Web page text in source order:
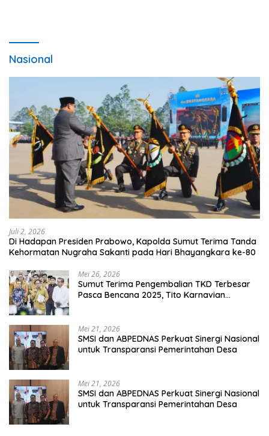
Nasional
Juli 2, 2026
Di Hadapan Presiden Prabowo, Kapolda Sumut Terima Tanda
Kehormatan Nugraha Sakanti pada Hari Bhayangkara ke-80
Mei 26, 2026
Sumut Terima Pengembalian TKD Terbesar
Pasca Bencana 2025, Tito Karnavian
Mei 21, 2026
SMSI dan ABPEDNAS Perkuat Sinergi Nasional
untuk Transparansi Pemerintahan Desa
Mei 21, 2026
SMSI dan ABPEDNAS Perkuat Sinergi Nasional
untuk Transparansi Pemerintahan Desa